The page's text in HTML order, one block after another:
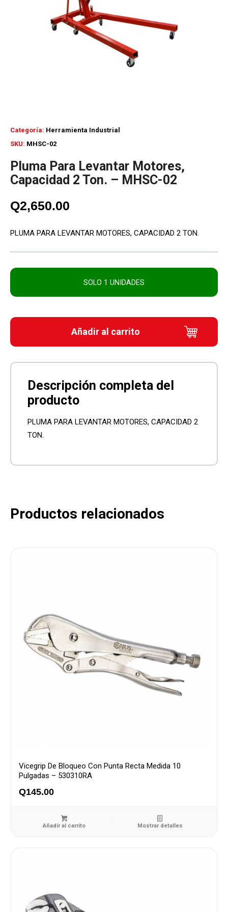
SKU: MHSC-02
Categoría: Herramienta Industrial
Pluma Para Levantar Motores,
Capacidad 2 Ton. – MHSC-02
Q2,650.00
PLUMA PARA LEVANTAR MOTORES, CAPACIDAD 2 TON.
SOLO 1 UNIDADES
Añadir al carrito
PLUMA PARA LEVANTAR MOTORES, CAPACIDAD 2
TON.
Productos relacionados
Vicegrip De Bloqueo Con Punta Recta Medida 10
Pulgadas – 530310RA
Q145.00
Añadir al carrito Mostrar detalles